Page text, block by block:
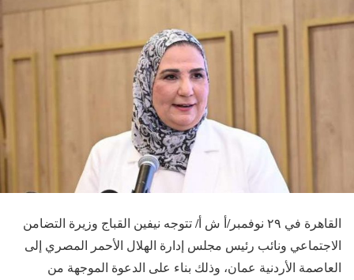
القاهرة في ٢٩ نوفمبر/أ ش أ/ تتوجه نيفين القباج وزيرة التضامن
الاجتماعي ونائب رئيس مجلس إدارة الهلال الأحمر المصري إلى
العاصمة الأردنية عمان، وذلك بناء على الدعوة الموجهة من